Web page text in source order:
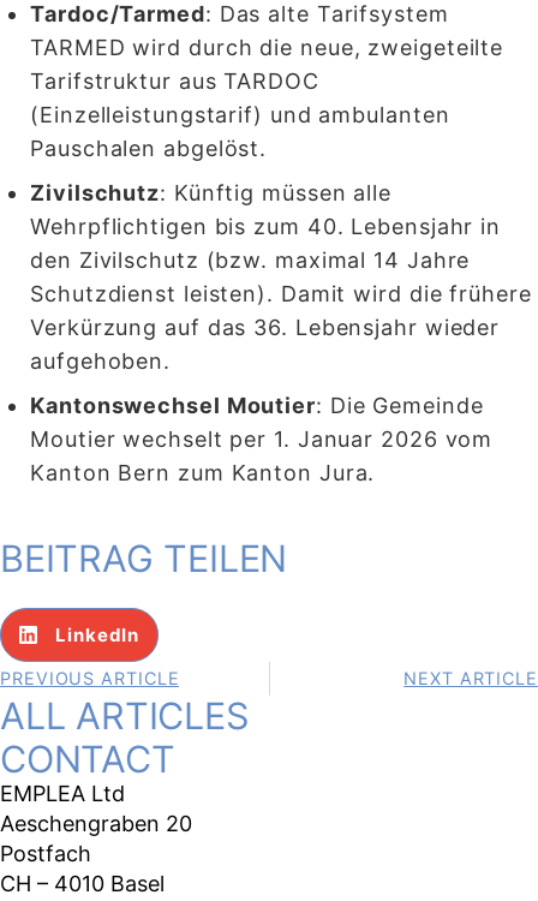
Tardoc/Tarmed: Das alte Tarifsystem
TARMED wird durch die neue, zweigeteilte
Tarifstruktur aus TARDOC
(Einzelleistungstarif) und ambulanten
Pauschalen abgelöst.
Zivilschutz: Künftig müssen alle
Wehrpflichtigen bis zum 40. Lebensjahr in
den Zivilschutz (bzw. maximal 14 Jahre
Schutzdienst leisten). Damit wird die frühere
Verkürzung auf das 36. Lebensjahr wieder
aufgehoben.
Kantonswechsel Moutier: Die Gemeinde
Moutier wechselt per 1. Januar 2026 vom
Kanton Bern zum Kanton Jura.
BEITRAG TEILEN
LinkedIn
PREVIOUS ARTICLE NEXT ARTICLE
ALL ARTICLES
CONTACT
EMPLEA Ltd
Aeschengraben 20
Postfach
CH – 4010 Basel